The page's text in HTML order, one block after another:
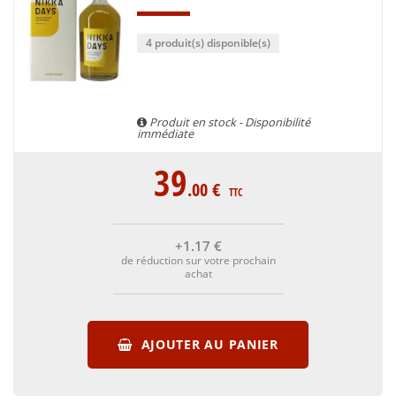
4 produit(s) disponible(s)
Produit en stock - Disponibilité
immédiate
39.00€ TTC
+1 .17 €
de réduction sur votre prochain
achat
AJOUTER AU PANIER